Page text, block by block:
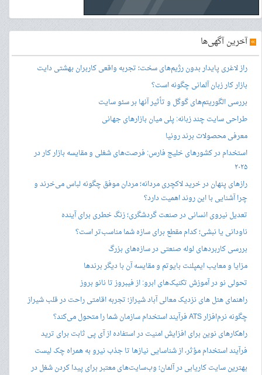
»آخرین آگهی‌ها
راز لاغری پایدار بدون رژیم‌های سخت؛ تجربه واقعی کاربران بهشتی دایت
بازار کار زبان آلمانی چگونه است؟
بررسی الگوریتم‌های گوگل و تأثیر آنها بر سئو سایت
طراحی سایت چند زبانه: پلی میان بازارهای جهانی
معرفی محصولات برند رونیا
استخدام در کشورهای خلیج فارس: فرصت‌های شغلی و مقایسه بازار کار در
۲۰۲۵
رازهای پنهان در خرید لاکچری مردانه؛ مردان موفق چگونه لباس می‌خرند و
چرا آشنایی با این روند اهمیت دارد؟
تعدیل نیروی انسانی در صنعت گردشگری؛ زنگ خطری برای آینده
ناودانی یا نبشی؛ کدام مقطع برای سازه شما مناسب‌تر است؟
بررسی کاربردهای لوله صنعتی در سازه‌های بزرگ
مزایا و معایب ایمپلنت بایوتم و مقایسه آن با دیگر برندها
تحولی نو در آموزش تکنیک‌های ابرو: از فیبروز تا نانو بروز
راهنمای هتل های نزدیک معالی آباد شیراز؛ تجربه اقامتی راحت در قلب شیراز
چگونه نرم‌افزار ATS فرآیند استخدام سازمان شما را متحول می‌کند؟
راهکارهای نوین برای افزایش امنیت در استفاده از آی پی ثابت برای ترید
فرآیند استخدام مؤثر، از شناسایی نیازها تا جذب نیرو به همراه چک لیست
بهترین سایت کاریابی در آلمان؛ وب‌سایت‌های معتبر برای پیدا کردن شغل در